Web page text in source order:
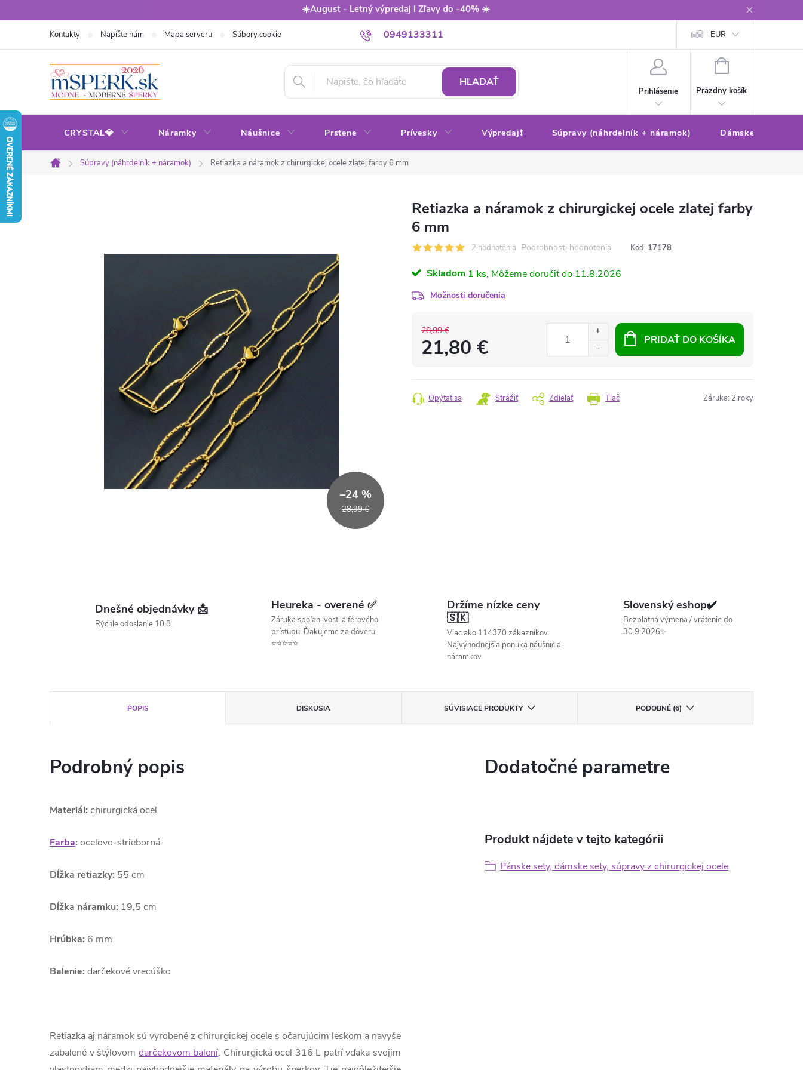
na
☀️August - Letný výpredaj I Zľavy do -40% ☀️
0949133311
Kontakty Napíšte nám Mapa serveru Súbory cookie Obchodné podmienky Ochrana osobných údajov
EUR
HĽADAŤ
Prihlásenie
NÁKUPNÝ
Prázdny košík
CRYSTAL💎 Náramky Náušnice Prstene Prívesky Výpredaj❗ Súpravy (náhrdelník + náramok) Dámske sety
Domov
Súpravy (náhrdelník + náramok) Retiazka a náramok z chirurgickej ocele zlatej farby 6 mm
28,99 €
–24 %
Retiazka a náramok z chirurgickej ocele zlatej farby
6 mm
2 hodnotenia Podrobnosti hodnotenia Kód: 17178
Skladom 1 ks 11.8.2026
Možnosti doručenia
28,99 €
21,80 €
cena:
PRIDAŤ DO KOŠÍKA
Tlač
Opýtať sa Strážiť Zdieľať Záruka: 2 roky
Dnešné objednávky 📩
Rýchle odoslanie 10.8.
Heureka - overené ✅
Záruka spoľahlivosti a férového
prístupu. Ďakujeme za dôveru
⭐⭐⭐⭐⭐
Držíme nízke ceny
🇸🇰
Viac ako 114370 zákazníkov.
Najvýhodnejšia ponuka náušníc a
náramkov
Slovenský eshop✔️
Bezplatná výmena / vrátenie do
30.9.2026✨
POPIS DISKUSIA SÚVISIACE PRODUKTY PODOBNÉ (6)
Podrobný popis
Materiál: chirurgická oceľ
Farba: oceľovo-strieborná
Dĺžka retiazky: 55 cm
Dĺžka náramku: 19,5 cm
Hrúbka: 6 mm
Balenie: darčekové vrecúško
Retiazka aj náramok sú vyrobené z chirurgickej ocele s očarujúcim leskom a navyše
zabalené v štýlovom darčekovom balení. Chirurgická oceľ 316 L patrí vďaka svojim
Dodatočné parametre
Produkt nájdete v tejto kategórii
Pánske sety, dámske sety, súpravy z chirurgickej ocele